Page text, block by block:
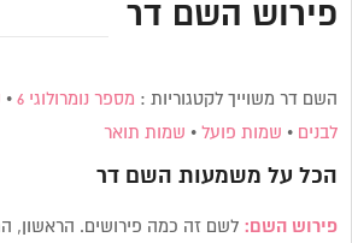
פירוש השם דר
השם דר משוייך לקטגוריות : מספר נומרולוגי 6 •
לבנים • שמות פועל • שמות תואר
הכל על משמעות השםדר
פירוש השם: לשם זה כמה פירושים. הראשון,